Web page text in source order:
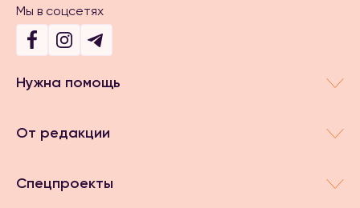
Мы в соцсетях
Нужна помощь
От редакции
Спецпроекты